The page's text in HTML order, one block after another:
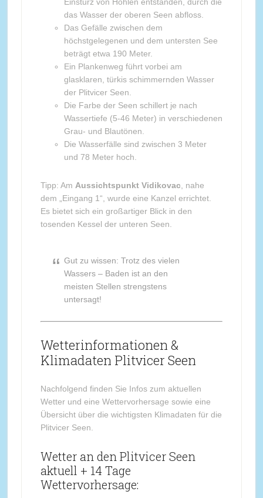
Einsturz von Höhlen entstanden, durch die
das Wasser der oberen Seen abfloss.
Das Gefälle zwischen dem
höchstgelegenen und dem untersten See
beträgt etwa 190 Meter.
Ein Plankenweg führt vorbei am
glasklaren, türkis schimmernden Wasser
der Plitvicer Seen.
Die Farbe der Seen schillert je nach
Wassertiefe (5-46 Meter) in verschiedenen
Grau- und Blautönen.
Die Wasserfälle sind zwischen 3 Meter
und 78 Meter hoch.
Tipp: Am Aussichtspunkt Vidikovac, nahe
dem „Eingang 1“, wurde eine Kanzel errichtet.
Es bietet sich ein großartiger Blick in den
tosenden Kessel der unteren Seen.
Gut zu wissen: Trotz des vielen
Wassers – Baden ist an den
meisten Stellen strengstens
untersagt!
Wetterinformationen &
Klimadaten Plitvicer Seen
Nachfolgend finden Sie Infos zum aktuellen
Wetter und eine Wettervorhersage sowie eine
Übersicht über die wichtigsten Klimadaten für die
Plitvicer Seen.
Wetter an den Plitvicer Seen
aktuell + 14 Tage
Wettervorhersage: